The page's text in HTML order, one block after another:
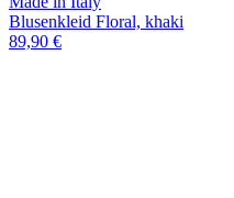
Blusenkleid Floral, khaki
89,90 €